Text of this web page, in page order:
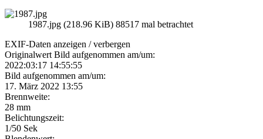
1987.jpg (218.96 KiB) 88517 mal betrachtet
EXIF-Daten anzeigen / verbergen
Originalwert Bild aufgenommen am/um:
2022:03:17 14:55:55
Bild aufgenommen am/um:
17. März 2022 13:55
Brennweite:
28 mm
Belichtungszeit:
1/50 Sek